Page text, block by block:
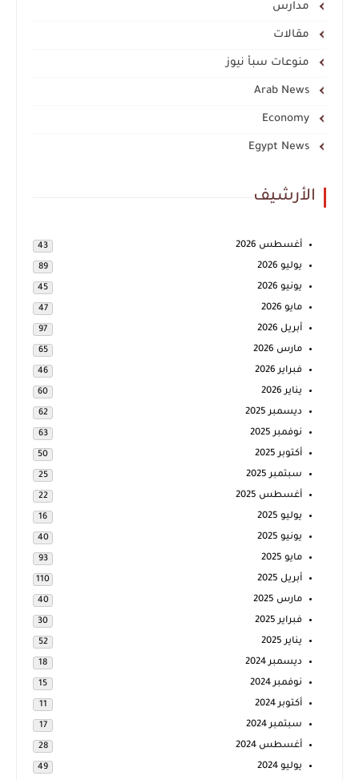
مدارس
مقالات
منوعات سبأ نيوز
Arab News
Economy
Egypt News
الأرشيف
أغسطس 2026 43
يوليو 2026 89
يونيو 2026 45
مايو 2026 47
أبريل 2026 97
مارس 2026 65
فبراير 2026 46
يناير 2026 60
ديسمبر 2025 62
نوفمبر 2025 63
أكتوبر 2025 50
سبتمبر 2025 25
أغسطس 2025 22
يوليو 2025 16
يونيو 2025 40
مايو 2025 93
أبريل 2025 110
مارس 2025 40
فبراير 2025 30
يناير 2025 52
ديسمبر 2024 18
نوفمبر 2024 15
أكتوبر 2024 11
سبتمبر 2024 17
أغسطس 2024 28
يوليو 2024 49